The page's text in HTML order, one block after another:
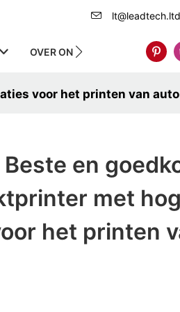
lt@leadtech.ltd
OVER ONS
voor het printen van
Beste en
met
het printen